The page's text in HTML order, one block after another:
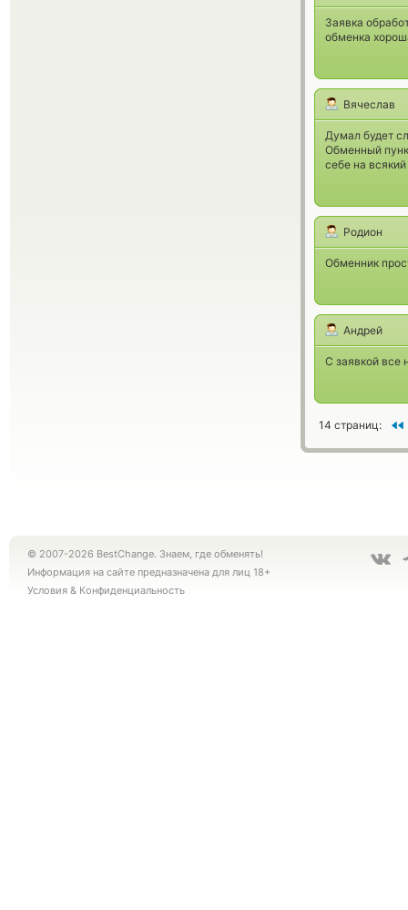
Заявка
обменка
Вячеслав
Думал будет
Обменный
себе на
Родион
Обменник
Андрей
С заявкой все
14 страниц:
© 2007-2026 BestChange. Знаем, где обменять!
Информация на сайте предназначена для лиц 18+
Условия & Конфиденциальность